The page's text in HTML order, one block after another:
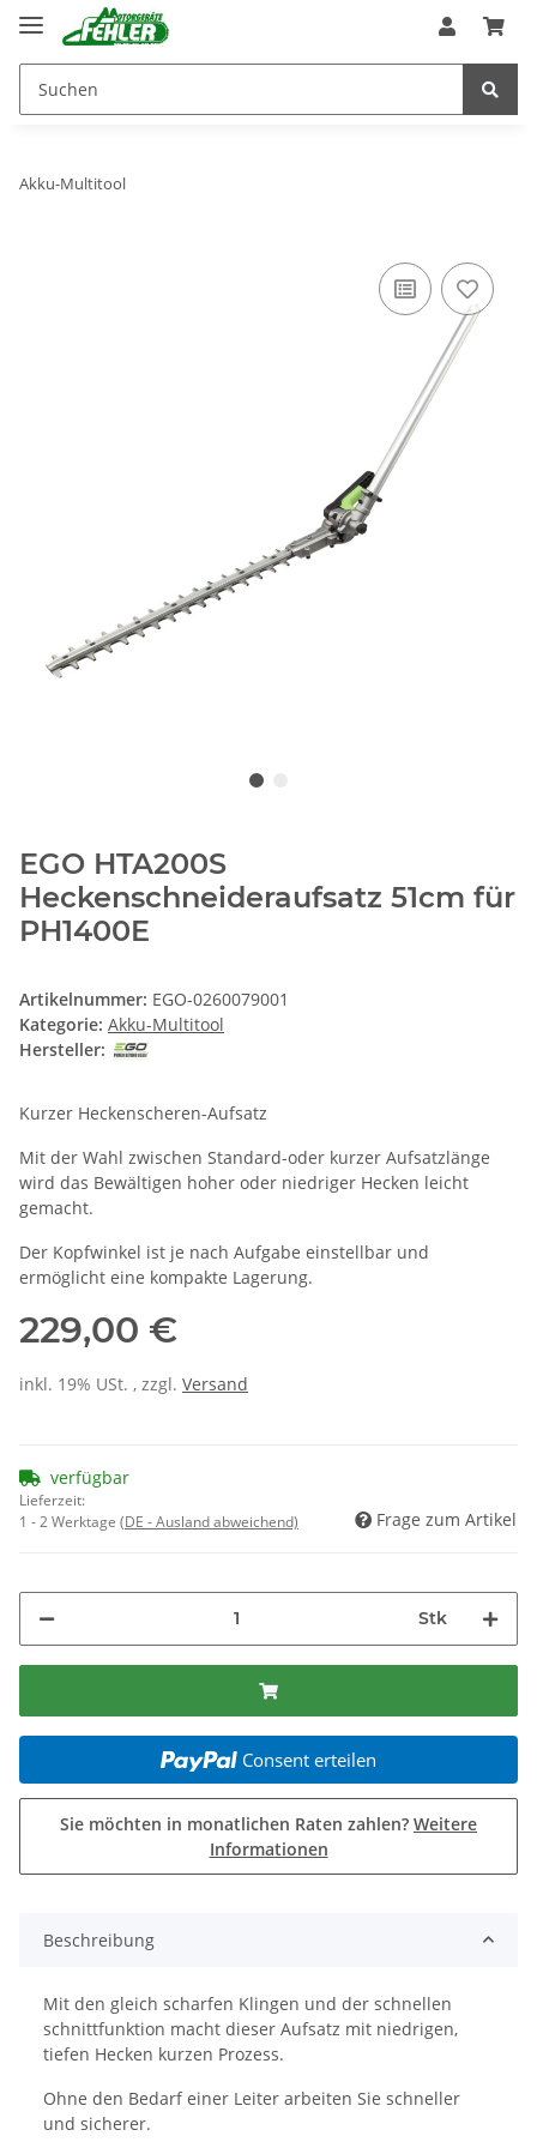
Akku-Multitool
EGO HTA200S
Heckenschneideraufsatz 51cm für
PH1400E
Artikelnummer: EGO-0260079001
Kategorie: Akku-Multitool
Hersteller:
Kurzer Heckenscheren-Aufsatz
Mit der Wahl zwischen Standard-oder kurzer Aufsatzlänge
wird das Bewältigen hoher oder niedriger Hecken leicht
gemacht.
Der Kopfwinkel ist je nach Aufgabe einstellbar und
ermöglicht eine kompakte Lagerung.
229,00 €
inkl. 19% USt. , zzgl. Versand
verfügbar
Lieferzeit:
1 - 2 Werktage (DE - Ausland abweichend) Frage zum Artikel
Stk
Consent erteilen
Sie möchten in monatlichen Raten zahlen? Weitere
Informationen
Beschreibung
Mit den gleich scharfen Klingen und der schnellen
schnittfunktion macht dieser Aufsatz mit niedrigen,
tiefen Hecken kurzen Prozess.
Ohne den Bedarf einer Leiter arbeiten Sie schneller
und sicherer.